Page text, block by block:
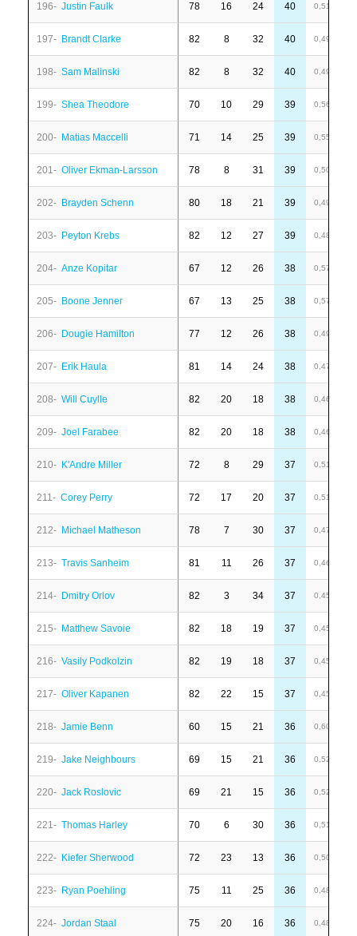
196- Justin Faulk 78 16 24 40 0,51
197- Brandt Clarke 82 8 32 40 0,49
198- Sam Malinski 82 8 32 40 0,49
199- Shea Theodore 70 10 29 39 0,56
200- Matias Maccelli 71 14 25 39 0,55
201- Oliver Ekman-Larsson 78 8 31 39 0,50
202- Brayden Schenn 80 18 21 39 0,49
203- Peyton Krebs 82 12 27 39 0,48
204- Anze Kopitar 67 12 26 38 0,57
205- Boone Jenner 67 13 25 38 0,57
206- Dougie Hamilton 77 12 26 38 0,49
207- Erik Haula 81 14 24 38 0,47
208- Will Cuylle 82 20 18 38 0,46
209- Joel Farabee 82 20 18 38 0,46
210- K'Andre Miller 72 8 29 37 0,51
211- Corey Perry 72 17 20 37 0,51
212- Michael Matheson 78 7 30 37 0,47
213- Travis Sanheim 81 11 26 37 0,46
214- Dmitry Orlov 82 3 34 37 0,45
215- Matthew Savoie 82 18 19 37 0,45
216- Vasily Podkolzin 82 19 18 37 0,45
217- Oliver Kapanen 82 22 15 37 0,45
218- Jamie Benn 60 15 21 36 0,60
219- Jake Neighbours 69 15 21 36 0,52
220- Jack Roslovic 69 21 15 36 0,52
221- Thomas Harley 70 6 30 36 0,51
222- Kiefer Sherwood 72 23 13 36 0,50
223- Ryan Poehling 75 11 25 36 0,48
224- Jordan Staal 75 20 16 36 0,48